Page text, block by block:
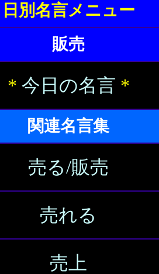
日別名言メニュー
販売
* 今日の名言 *
関連名言集
売る/販売
売れる
売上